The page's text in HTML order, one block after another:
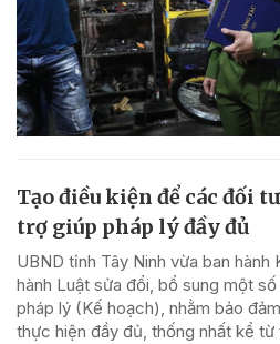
Tạo điều kiện để các đối
trợ giúp pháp lý đầy đủ
UBND tỉnh Tây Ninh vừa ban hành
hành Luật sửa đổi, bổ sung một
pháp lý (Kế hoạch), nhằm bảo
thực hiện đầy đủ, thống nhất kể từ